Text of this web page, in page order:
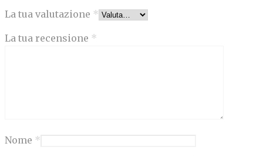
La tua valutazione *
La tua recensione *
Nome *